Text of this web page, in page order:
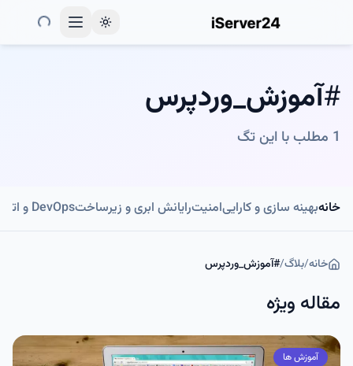
Toggle theme
#آموزش_وردپرس
1 مطلب با این تگ
خانهبهینه سازی و کاراییامنیترایانش ابری و زیرساختDevOps و اتوماسیون
خانه/بلاگ/
#آموزش_وردپرس
مقاله ویژه
آموزش ها